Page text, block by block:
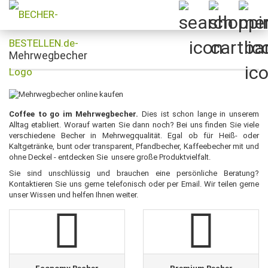
Mehrwegbecher
Coffee to go im Mehrwegbecher. Dies ist schon lange in unserem
Alltag etabliert. Worauf warten Sie dann noch? Bei uns finden Sie viele
verschiedene Becher in Mehrwegqualität. Egal ob für Heiß- oder
Kaltgetränke, bunt oder transparent, Pfandbecher, Kaffeebecher mit und
ohne Deckel - entdecken Sie unsere große Produktvielfalt.
Sie sind unschlüssig und brauchen eine persönliche Beratung?
Kontaktieren Sie uns gerne telefonisch oder per Email. Wir teilen gerne
unser Wissen und helfen Ihnen weiter.